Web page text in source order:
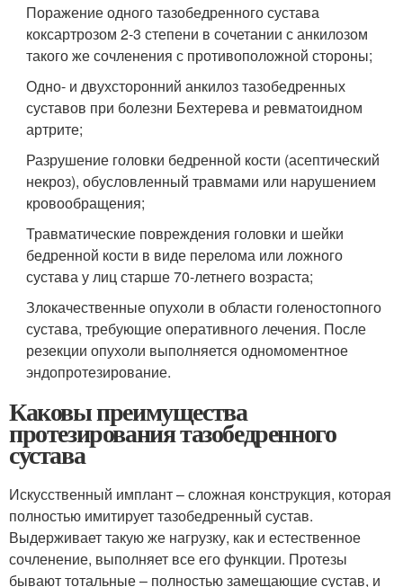
Поражение одного тазобедренного сустава
коксартрозом 2-3 степени в сочетании с анкилозом
такого же сочленения с противоположной стороны;
Одно- и двухсторонний анкилоз тазобедренных
суставов при болезни Бехтерева и ревматоидном
артрите;
Разрушение головки бедренной кости (асептический
некроз), обусловленный травмами или нарушением
кровообращения;
Травматические повреждения головки и шейки
бедренной кости в виде перелома или ложного
сустава у лиц старше 70-летнего возраста;
Злокачественные опухоли в области голеностопного
сустава, требующие оперативного лечения. После
резекции опухоли выполняется одномоментное
эндопротезирование.
Каковы преимущества
протезирования тазобедренного
сустава
Искусственный имплант – сложная конструкция, которая
полностью имитирует тазобедренный сустав.
Выдерживает такую же нагрузку, как и естественное
сочленение, выполняет все его функции. Протезы
бывают тотальные – полностью замещающие сустав, и